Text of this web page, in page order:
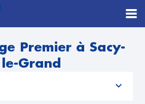
Premier à Sacy-
le-Grand